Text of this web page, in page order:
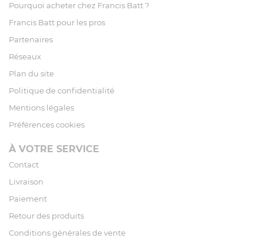
Pourquoi acheter chez Francis Batt ?
Francis Batt pour les pros
Partenaires
Réseaux
Plan du site
Politique de confidentialité
Mentions légales
Préférences cookies
À VOTRE SERVICE
Contact
Livraison
Paiement
Retour des produits
Conditions générales de vente